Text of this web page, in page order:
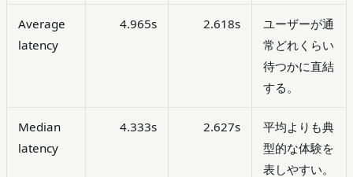
Average
latency
4.965s 2.618s
ユーザーが通
常どれくらい
待つかに直結
する。
Median
latency
4.333s 2.627s
平均よりも典
型的な体験を
表しやすい。